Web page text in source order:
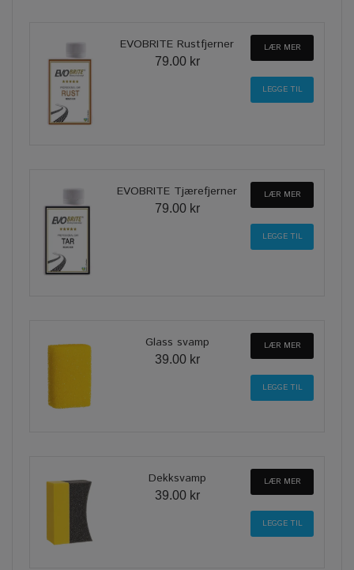
EVOBRITE Rustfjerner
79.00 kr
LÆR MER
EVOBRITE Tjærefjerner
79.00 kr
LÆR MER
Glass svamp
39.00 kr
LÆR MER
Dekksvamp
39.00 kr
LÆR MER